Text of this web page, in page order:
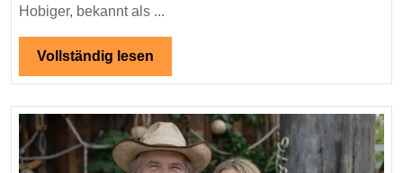
Hobiger, bekannt als ...
Vollständig lesen
lesen